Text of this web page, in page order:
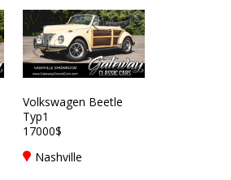
Volkswagen Beetle
Typ1
17000$
Nashville